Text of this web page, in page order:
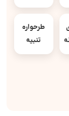
طرحواره
تنبیه